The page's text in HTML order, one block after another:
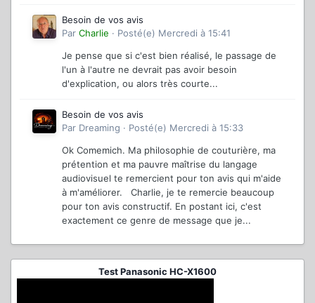
Besoin de vos avis
Par Charlie · Posté(e) Mercredi à 15:41
Je pense que si c'est bien réalisé, le passage de
l'un à l'autre ne devrait pas avoir besoin
d'explication, ou alors très courte...
Besoin de vos avis
Par Dreaming · Posté(e) Mercredi à 15:33
Ok Comemich. Ma philosophie de couturière, ma
prétention et ma pauvre maîtrise du langage
audiovisuel te remercient pour ton avis qui m'aide
à m'améliorer. Charlie, je te remercie beaucoup
pour ton avis constructif. En postant ici, c'est
exactement ce genre de message que je...
Test Panasonic HC-X1600